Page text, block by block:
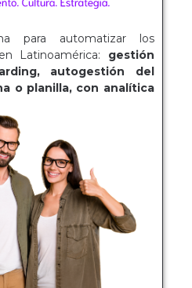
para automatizar los
Latinoamérica: gestión
autogestión del
o planilla, con analítica